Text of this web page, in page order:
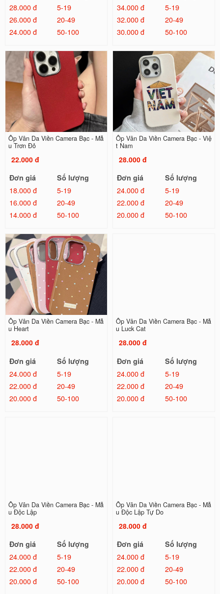
28.000 đ
5-19
26.000 đ
20-49
24.000 đ
50-100
34.000 đ
5-19
32.000 đ
20-49
30.000 đ
50-100
Ốp Vân Da Viền Camera Bạc - Mẫ
u Trơn Đỏ
22.000 đ
Đơn giá
Số lượng
18.000 đ
5-19
16.000 đ
20-49
14.000 đ
50-100
Ốp Vân Da Viền Camera Bạc - Việ
t Nam
28.000 đ
Đơn giá
Số lượng
24.000 đ
5-19
22.000 đ
20-49
20.000 đ
50-100
Ốp Vân Da Viền Camera Bạc - Mẫ
u Heart
28.000 đ
Đơn giá
Số lượng
24.000 đ
5-19
22.000 đ
20-49
20.000 đ
50-100
Ốp Vân Da Viền Camera Bạc - Mẫ
u Luck Cat
28.000 đ
Đơn giá
Số lượng
24.000 đ
5-19
22.000 đ
20-49
20.000 đ
50-100
Ốp Vân Da Viền Camera Bạc - Mẫ
u Độc Lập
28.000 đ
Đơn giá
Số lượng
24.000 đ
5-19
22.000 đ
20-49
20.000 đ
50-100
Ốp Vân Da Viền Camera Bạc - Mẫ
u Độc Lập Tự Do
28.000 đ
Đơn giá
Số lượng
24.000 đ
5-19
22.000 đ
20-49
20.000 đ
50-100